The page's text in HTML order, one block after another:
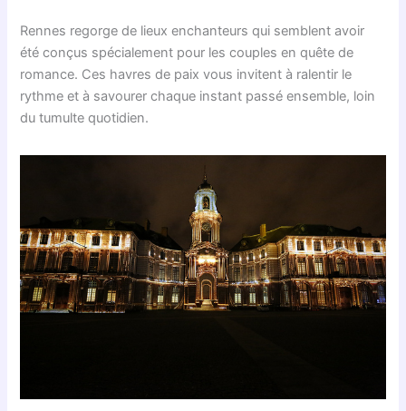
Rennes regorge de lieux enchanteurs qui semblent avoir
été conçus spécialement pour les couples en quête de
romance. Ces havres de paix vous invitent à ralentir le
rythme et à savourer chaque instant passé ensemble, loin
du tumulte quotidien.